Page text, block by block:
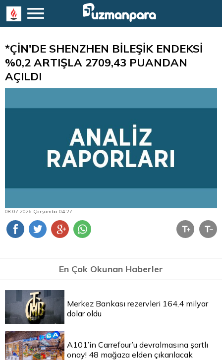
*ÇİN'DE SHENZHEN BİLEŞİK ENDEKSİ
%0,2 ARTIŞLA 2709,43 PUANDAN
AÇILDI
08.07.2026 Çarşamba 04:27
En Çok Okunan Haberler
Merkez Bankası rezervleri 164,4 milyar
dolar oldu
A101’in Carrefour’u devralmasına şartlı
onay! 48 mağaza elden çıkarılacak